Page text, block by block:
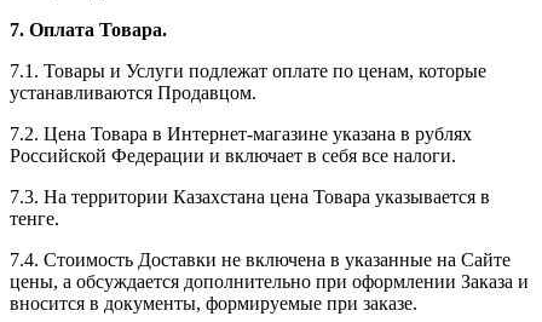
7. Оплата Товара.
7.1. Товары и Услуги подлежат оплате по ценам, которые
устанавливаются Продавцом.
7.2. Цена Товара в Интернет-магазине указана в рублях
Российской Федерации и включает в себя все налоги.
7.3. На территории Казахстана цена Товара указывается в
тенге.
7.4. Стоимость Доставки не включена в указанные на Сайте
цены, а обсуждается дополнительно при оформлении Заказа и
вносится в документы, формируемые при заказе.